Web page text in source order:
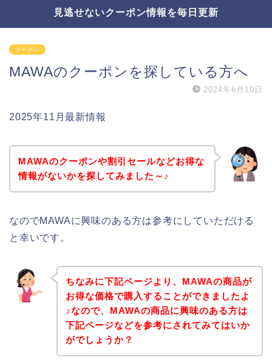
見逃せないクーポン情報を毎日更新
クーポン
MAWAのクーポンを探している方へ
2024年6月10日
2025年11月最新情報
MAWAのクーポンや割引セールなどお得な
情報がないかを探してみました～♪
なのでMAWAに興味のある方は参考にしていただける
と幸いです。
ちなみに下記ページより、MAWAの商品が
お得な価格で購入することができましたよ
♪なので、MAWAの商品に興味のある方は
下記ページなどを参考にされてみてはいか
がでしょうか？